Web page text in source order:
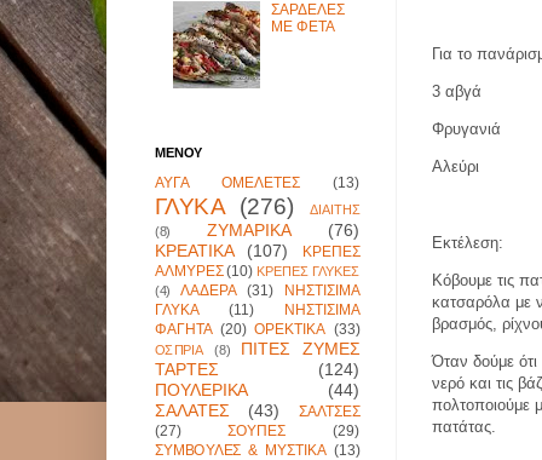
Για το
3 αβγά
Φρυγανιά
Αλεύρι
Εκτέλεση:
Κόβουμε τις
κατσαρόλα με
βρασμός,
Όταν δούμε ότι
νερό και τις
πολτοποιούμε
πατάτας.
ΣΑΡΔΕΛΕΣ
ΜΕ ΦΕΤΑ
ΜΕΝΟΥ
ΑΥΓΑ ΟΜΕΛΕΤΕΣ (13)
ΓΛΥΚΑ (276)
ΔΙΑΙΤΗΣ
(8)
ΖΥΜΑΡΙΚΑ
(76)
ΚΡΕΑΤΙΚΑ
(107)
ΚΡΕΠΕΣ
ΑΛΜΥΡΕΣ (10) ΚΡΕΠΕΣ ΓΛΥΚΕΣ
(4)
ΛΑΔΕΡΑ (31)
ΝΗΣΤΙΣΙΜΑ
ΓΛΥΚΑ
(11)
ΝΗΣΤΙΣΙΜΑ
ΦΑΓΗΤΑ (20) ΟΡΕΚΤΙΚΑ (33)
ΟΣΠΡΙΑ (8)
ΠΙΤΕΣ ΖΥΜΕΣ
ΤΑΡΤΕΣ
(124)
ΠΟΥΛΕΡΙΚΑ
(44)
ΣΑΛΑΤΕΣ
(43)
ΣΑΛΤΣΕΣ
(27)
ΣΟΥΠΕΣ
(29)
ΣΥΜΒΟΥΛΕΣ & ΜΥΣΤΙΚΑ (13)